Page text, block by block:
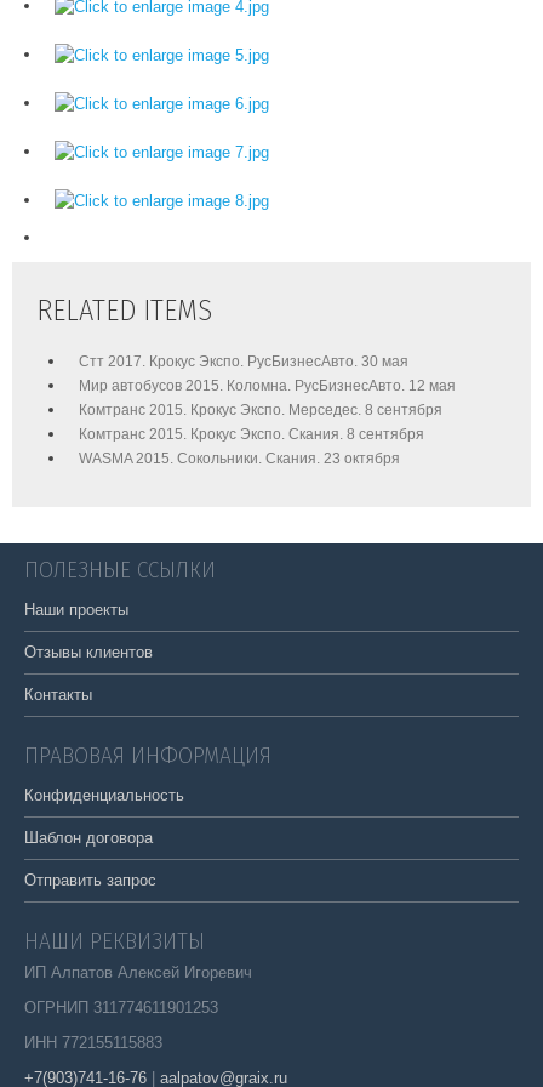
RELATED ITEMS
Стт 2017. Крокус Экспо. РусБизнесАвто. 30 мая
Мир автобусов 2015. Коломна. РусБизнесАвто. 12 мая
Комтранс 2015. Крокус Экспо. Мерседес. 8 сентября
Комтранс 2015. Крокус Экспо. Скания. 8 сентября
WASMA 2015. Сокольники. Скания. 23 октября
ПОЛЕЗНЫЕ ССЫЛКИ
Наши проекты
Отзывы клиентов
Контакты
ПРАВОВАЯ ИНФОРМАЦИЯ
Конфиденциальность
Шаблон договора
Отправить запрос
НАШИ РЕКВИЗИТЫ
ИП Алпатов Алексей Игоревич
ОГРНИП 311774611901253
ИНН 772155115883
+7(903)741-16-76
aalpatov@graix.ru